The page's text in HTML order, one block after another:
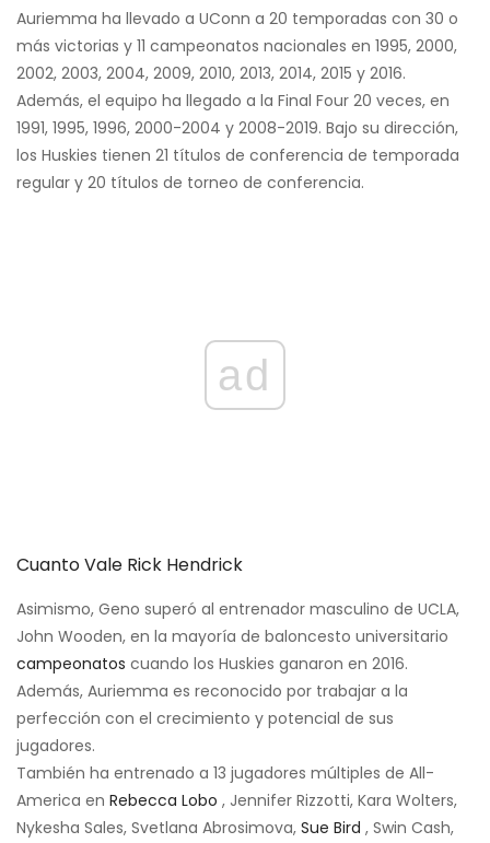
Auriemma ha llevado a UConn a 20 temporadas con 30 o
más victorias y 11 campeonatos nacionales en 1995, 2000,
2002, 2003, 2004, 2009, 2010, 2013, 2014, 2015 y 2016.
Además, el equipo ha llegado a la Final Four 20 veces, en
1991, 1995, 1996, 2000-2004 y 2008-2019. Bajo su dirección,
los Huskies tienen 21 títulos de conferencia de temporada
regular y 20 títulos de torneo de conferencia.
ad
Cuanto Vale Rick Hendrick
Asimismo, Geno superó al entrenador masculino de UCLA,
John Wooden, en la mayoría de baloncesto universitario
campeonatos cuando los Huskies ganaron en 2016.
Además, Auriemma es reconocido por trabajar a la
perfección con el crecimiento y potencial de sus
jugadores.
También ha entrenado a 13 jugadores múltiples de All-
America en Rebecca Lobo , Jennifer Rizzotti, Kara Wolters,
Nykesha Sales, Svetlana Abrosimova, Sue Bird , Swin Cash,